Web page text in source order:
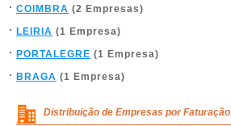
COIMBRA (2 Empresas)
LEIRIA (1 Empresa)
PORTALEGRE (1 Empresa)
BRAGA (1 Empresa)
Distribuição de Empresas por Faturação